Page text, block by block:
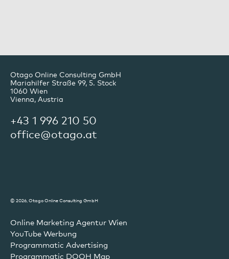
Otago Online Consulting GmbH
Mariahilfer Straße 99, 5. Stock
1060 Wien
Vienna, Austria
+43 1 996 210 50
office@otago.at
© 2026, Otago Online Consulting GmbH
Online Marketing Agentur Wien
YouTube Werbung
Programmatic Advertising
Programmatic DOOH Map